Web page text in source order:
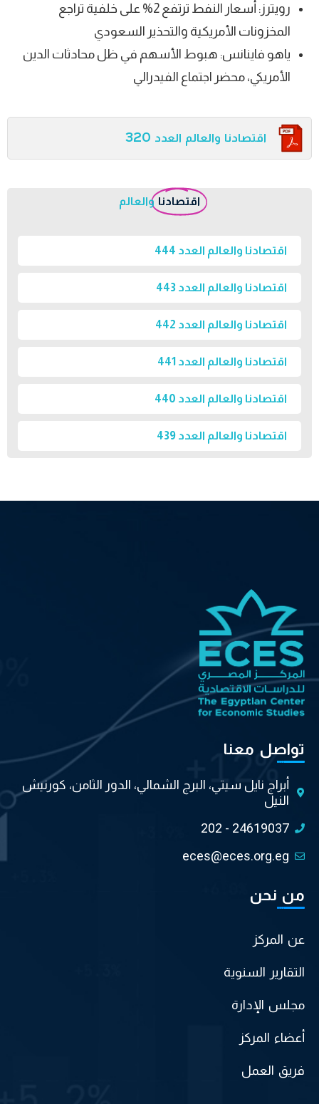
رويترز: أسعار النفط ترتفع 2% على خلفية تراجع
المخزونات الأمريكية والتحذير السعودي
ياهو فاينانس: هبوط الأسهم في ظل محادثات الدين
الأمريكي، محضر اجتماع الفيدرالي
اقتصادنا والعالم العدد 320
اقتصادنا والعالم
اقتصادنا والعالم العدد 444
اقتصادنا والعالم العدد 443
اقتصادنا والعالم العدد 442
اقتصادنا والعالم العدد 441
اقتصادنا والعالم العدد 440
اقتصادنا والعالم العدد 439
تواصل معنا
أبراج نايل سيتي، البرج الشمالي، الدور الثامن، كورنيش
النيل
202 - 24619037
eces@eces.org.eg
من نحن
عن المركز
التقارير السنوية
مجلس الإدارة
أعضاء المركز
فريق العمل